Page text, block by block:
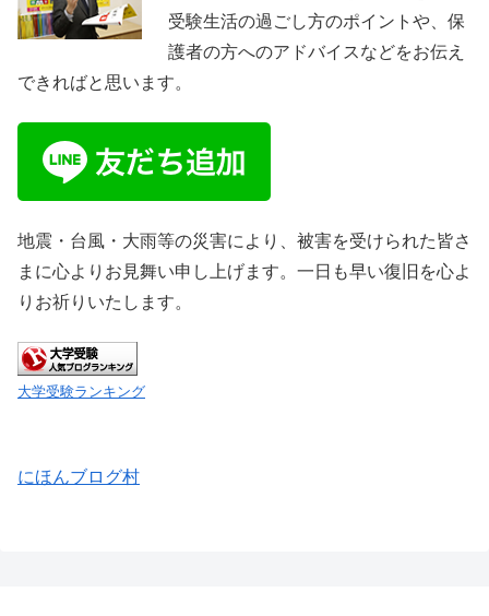
受験生活の過ごし方のポイントや、保
護者の方へのアドバイスなどをお伝え
できればと思います。
地震・台風・大雨等の災害により、被害を受けられた皆さ
まに心よりお見舞い申し上げます。一日も早い復旧を心よ
りお祈りいたします。
大学受験ランキング
にほんブログ村